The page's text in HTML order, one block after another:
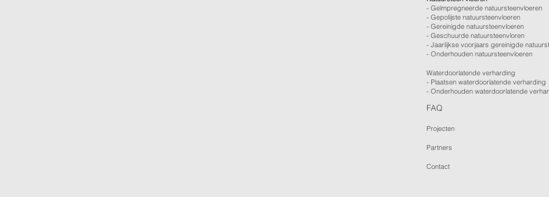
- Geïmpregneerde natuursteenvloeren
- Gepolijste natuursteenvloeren
- Gereinigde natuursteenvloeren
- Geschuurde natuursteenvloren
- Jaarlijkse voorjaars gereinigde
- Onderhouden natuursteenvloeren
Waterdoorlatende verharding
- Plaatsen waterdoorlatende verharding
- Onderhouden waterdoorlatende
FAQ
Projecten
Partners
Contact